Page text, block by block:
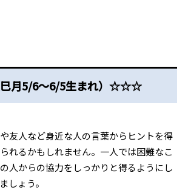
巳月5/6～6/5生まれ）☆☆☆
友人など身近な人の言葉からヒントを得
れるかもしれません。一人では困難なこ
人からの協力をしっかりと得るようにし
しょう。